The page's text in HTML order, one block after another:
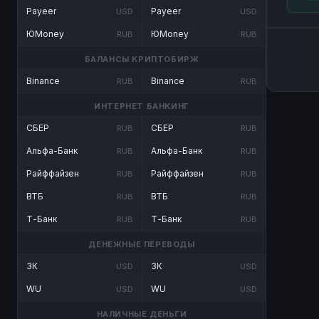
Payeer USD
ЮMoney RUB
Payeer USD
ЮMoney RUB
БАЛАНСЫ КРИПТОБИРЖ
Binance RUB Binance RUB
ИНТЕРНЕТ БАНКИНГ
СБЕР RUB
Альфа-Банк RUB
Райффайзен RUB
ВТБ RUB
Т-Банк RUB
СБЕР RUB
Альфа-Банк RUB
Райффайзен RUB
ВТБ RUB
Т-Банк RUB
ДЕНЕЖНЫЕ ПЕРЕВОДЫ
ЗК USD
WU USD
ЗК USD
WU USD
НАЛИЧНЫЕ ДЕНЬГИ